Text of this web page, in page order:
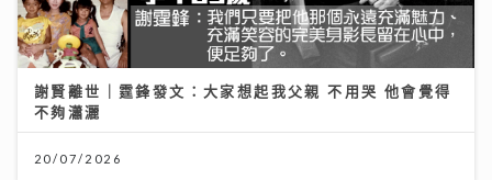
謝賢離世｜霆鋒發文：大家想起我父親 不用哭 他會覺得
不夠瀟灑
20/07/2026